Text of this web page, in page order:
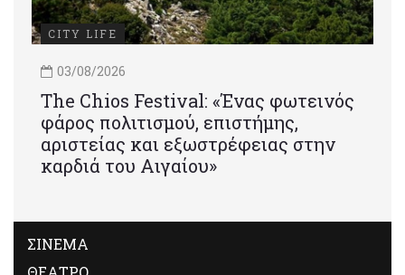
CITY LIFE
03/08/2026
Τhe Chios Festival: «Ένας φωτεινός
φάρος πολιτισμού, επιστήμης,
αριστείας και εξωστρέφειας στην
καρδιά του Αιγαίου»
ΣΙΝΕΜΑ